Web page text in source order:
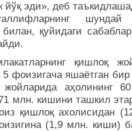
йўқ эди», деб
шундай
қуйидаги
қишлоқ
фоизигача яшаётган бир
жойларида аҳолининг
млн. кишини ташкил
қишлоқ ахолисидан
(1,9 млн. киши)